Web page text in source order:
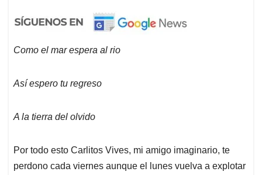
Como el mar espera al rio
Así espero tu regreso
A la tierra del olvido
Por todo esto Carlitos Vives, mi amigo imaginario, te
perdono cada viernes aunque el lunes vuelva a explotar